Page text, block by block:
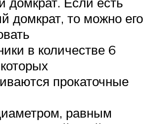
домкрат, то можно его
в количестве 6
прокаточные
равным